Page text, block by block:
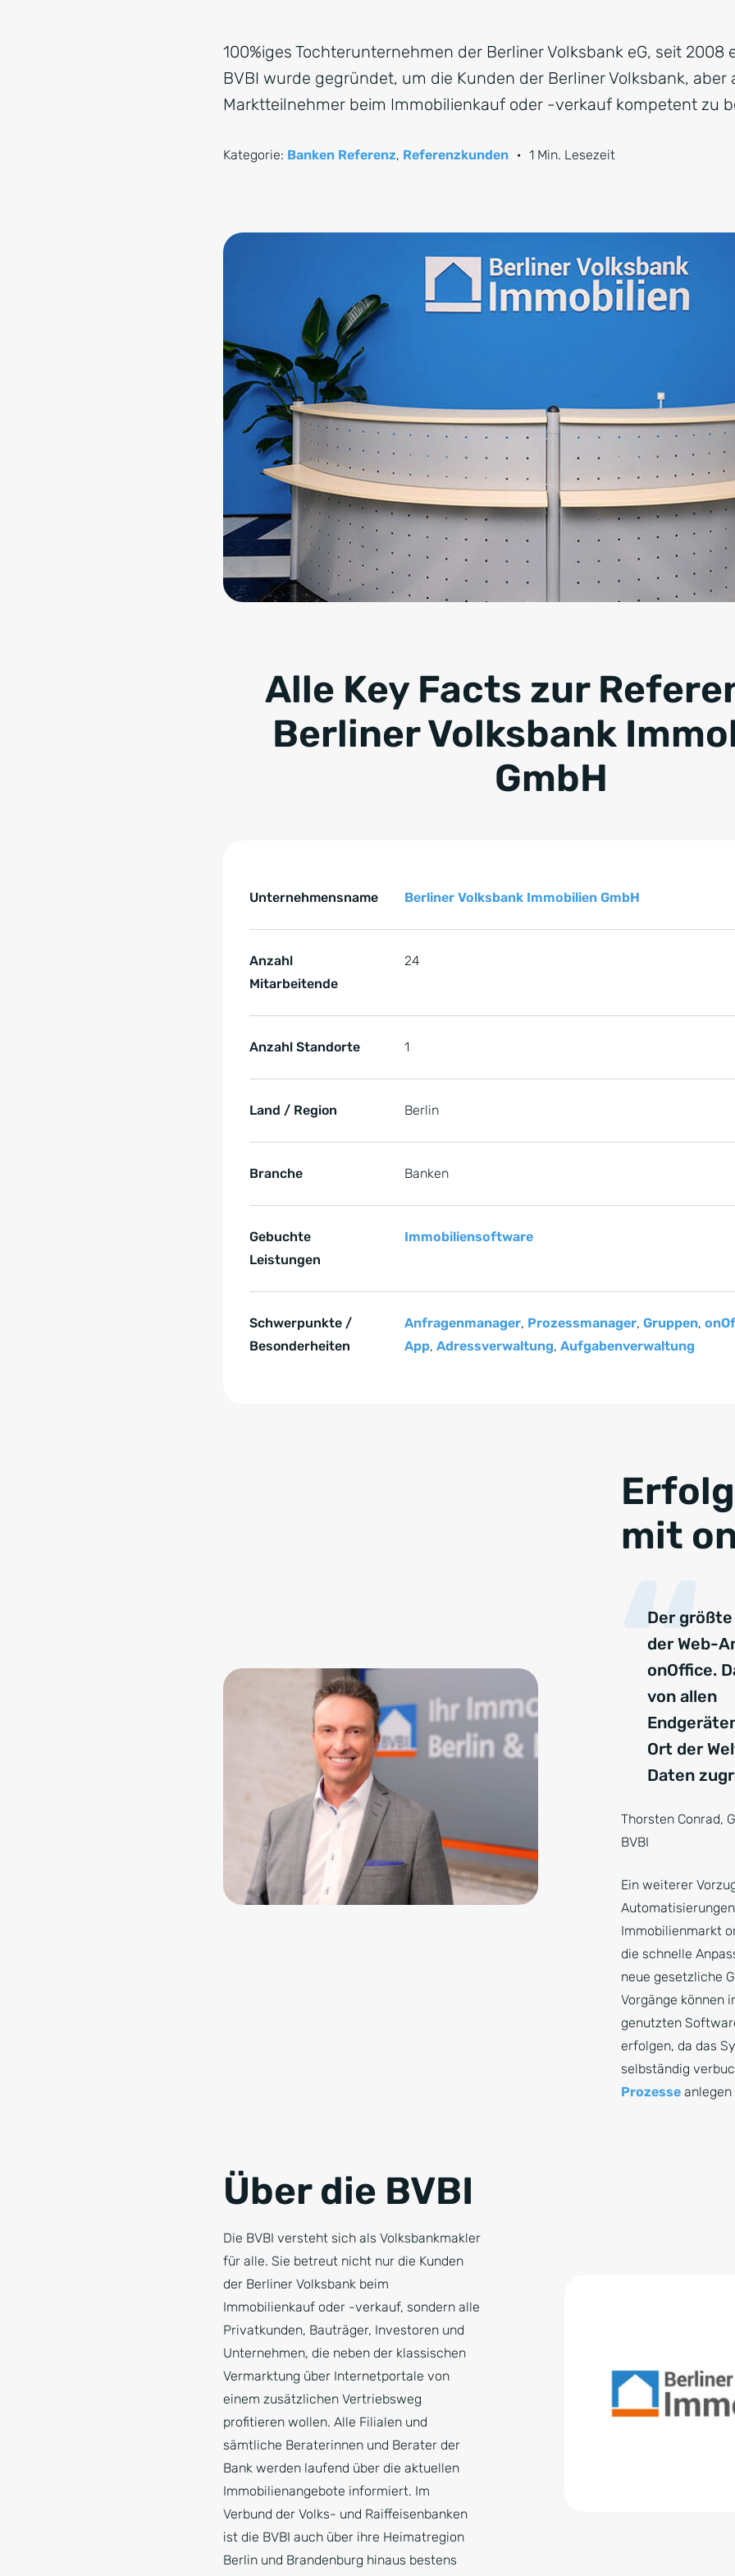
100%iges Tochterunternehmen der Berliner Volksbank eG, seit 2008
BVBI wurde gegründet, um die Kunden der Berliner Volksbank, aber
Marktteilnehmer beim Immobilienkauf oder -verkauf kompetent zu
Kategorie: Banken Referenz, Referenzkunden · 1 Min. Lesezeit
Alle Key Facts zur
Berliner Volksbank
GmbH
Unternehmensname
Berliner Volksbank Immobilien GmbH
Anzahl
Mitarbeitende
24
Anzahl Standorte 1
Land / Region Berlin
Branche Banken
Gebuchte
Leistungen
Immobiliensoftware
Schwerpunkte /
Besonderheiten
Anfragenmanager, Prozessmanager, Gruppen,
App, Adressverwaltung, Aufgabenverwaltung
mit
Der
der Web-
onOffice.
von allen
Ort der
Daten
Thorsten Conrad,
BVBI
Ein weiterer
Immobilienmarkt
die schnelle
neue gesetzliche
Vorgänge können
genutzten
erfolgen, da das
selbständig
Prozesse anlegen
Über die BVBI
Die BVBI versteht sich als Volksbankmakler
für alle. Sie betreut nicht nur die Kunden
der Berliner Volksbank beim
Immobilienkauf oder -verkauf, sondern alle
Privatkunden, Bauträger, Investoren und
Unternehmen, die neben der klassischen
Vermarktung über Internetportale von
einem zusätzlichen Vertriebsweg
profitieren wollen. Alle Filialen und
sämtliche Beraterinnen und Berater der
Bank werden laufend über die aktuellen
Immobilienangebote informiert. Im
Verbund der Volks- und Raiffeisenbanken
ist die BVBI auch über ihre Heimatregion
Berlin und Brandenburg hinaus bestens